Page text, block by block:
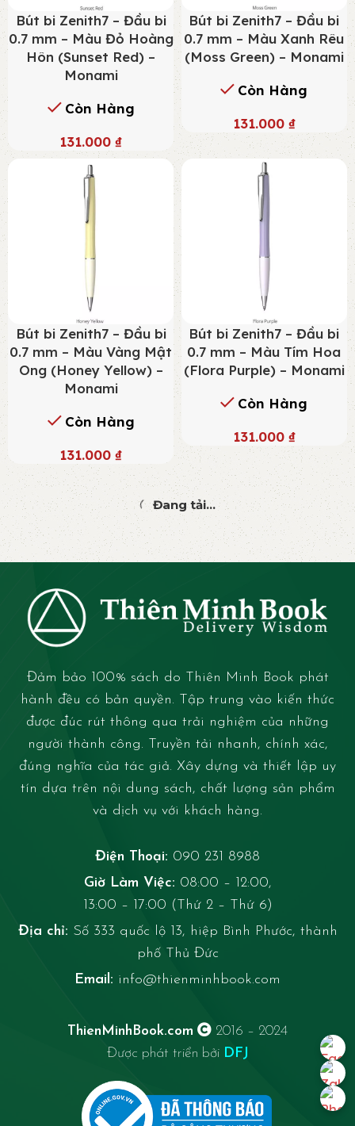
Bút bi Zenith7 – Đầu bi
0.7 mm – Màu Đỏ Hoàng
Hôn (Sunset Red) –
Monami
Còn Hàng
131.000 ₫
Bút bi Zenith7 – Đầu bi
0.7 mm – Màu Xanh Rêu
(Moss Green) – Monami
Còn Hàng
131.000 ₫
Bút bi Zenith7 – Đầu bi
0.7 mm – Màu Vàng Mật
Ong (Honey Yellow) –
Monami
Còn Hàng
131.000 ₫
Bút bi Zenith7 – Đầu bi
0.7 mm – Màu Tím Hoa
(Flora Purple) – Monami
Còn Hàng
131.000 ₫
Đang tải...
Đảm bảo 100% sách do Thiên Minh Book phát
hành đều có bản quyền. Tập trung vào kiến thức
được đúc rút thông qua trải nghiệm của những
người thành công. Truyền tải nhanh, chính xác,
đúng nghĩa của tác giả. Xây dựng và thiết lập uy
tín dựa trên nội dung sách, chất lượng sản phẩm
và dịch vụ với khách hàng.
Điện Thoại: 090 231 8988
Giờ Làm Việc: 08:00 – 12:00,
13:00 – 17:00 (Thứ 2 – Thứ 6)
Địa chỉ: Số 333 quốc lộ 13, hiệp Bình Phước, thành
phố Thủ Đức
Email: info@thienminhbook.com
ThienMinhBook.com
2016 – 2024
Được phát triển bởi DFJ